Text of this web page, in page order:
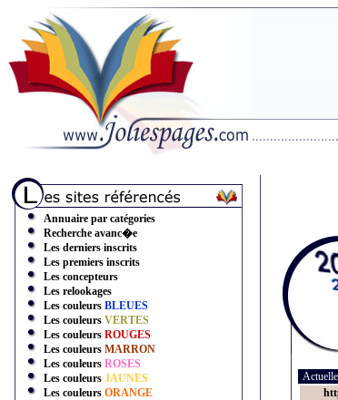
Annuaire par catégories
Recherche avanc�e
Les derniers inscrits
Les premiers inscrits
Les concepteurs
Les relookages
Les couleurs BLEUES
Les couleurs VERTES
Les couleurs ROUGES
Les couleurs MARRON
Les couleurs ROSES
Les couleurs JAUNES
Les couleurs ORANGE